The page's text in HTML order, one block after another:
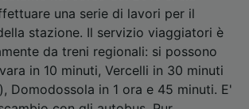
una serie di lavori per il
stazione. Il servizio viaggiatori è
da treni regionali: si possono
in 10 minuti, Vercelli in 30 minuti
Domodossola in 1 ora e 45 minuti. E'